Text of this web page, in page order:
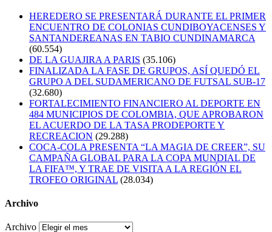
HEREDERO SE PRESENTARÁ DURANTE EL PRIMER
ENCUENTRO DE COLONIAS CUNDIBOYACENSES Y
SANTANDEREANAS EN TABIO CUNDINAMARCA
(60.554)
DE LA GUAJIRA A PARIS (35.106)
FINALIZADA LA FASE DE GRUPOS, ASÍ QUEDÓ EL
GRUPO A DEL SUDAMERICANO DE FUTSAL SUB-17
(32.680)
FORTALECIMIENTO FINANCIERO AL DEPORTE EN
484 MUNICIPIOS DE COLOMBIA, QUE APROBARON
EL ACUERDO DE LA TASA PRODEPORTE Y
RECREACION (29.288)
COCA-COLA PRESENTA “LA MAGIA DE CREER”, SU
CAMPAÑA GLOBAL PARA LA COPA MUNDIAL DE
LA FIFA™, Y TRAE DE VISITA A LA REGIÓN EL
TROFEO ORIGINAL (28.034)
Archivo
Archivo